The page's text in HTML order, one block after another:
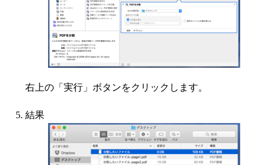
右上の「実行」ボタンをクリックします。
結果